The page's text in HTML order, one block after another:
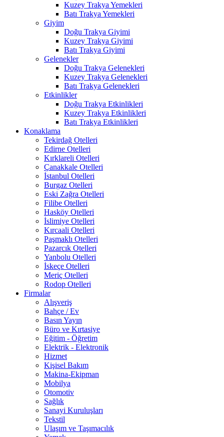
Kuzey Trakya Yemekleri
Batı Trakya Yemekleri
Giyim
Doğu Trakya Giyimi
Kuzey Trakya Giyimi
Batı Trakya Giyimi
Gelenekler
Doğu Trakya Gelenekleri
Kuzey Trakya Gelenekleri
Batı Trakya Gelenekleri
Etkinlikler
Doğu Trakya Etkinlikleri
Kuzey Trakya Etkinlikleri
Batı Trakya Etkinlikleri
Konaklama
Tekirdağ Otelleri
Edirne Otelleri
Kırklareli Otelleri
Çanakkale Otelleri
İstanbul Otelleri
Burgaz Otelleri
Eski Zağra Otelleri
Filibe Otelleri
Hasköy Otelleri
İslimiye Otelleri
Kırcaali Otelleri
Paşmaklı Otelleri
Pazarcık Otelleri
Yanbolu Otelleri
İskeçe Otelleri
Meriç Otelleri
Rodop Otelleri
Firmalar
Alışveriş
Bahçe / Ev
Basın Yayın
Büro ve Kırtasiye
Eğitim - Öğretim
Elektrik - Elektronik
Hizmet
Kişisel Bakım
Makina-Ekipman
Mobilya
Otomotiv
Sağlık
Sanayi Kuruluşları
Tekstil
Ulaşım ve Taşımacılık